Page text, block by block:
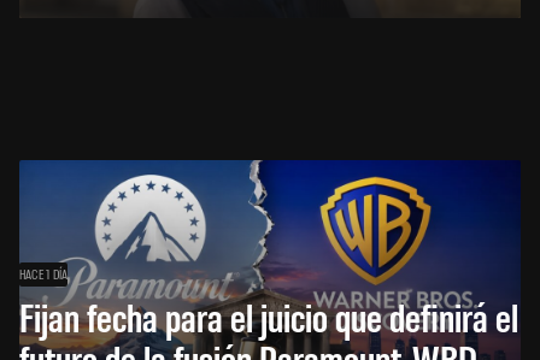
HACE 1 DÍA
Fijan fecha para el juicio que definirá el